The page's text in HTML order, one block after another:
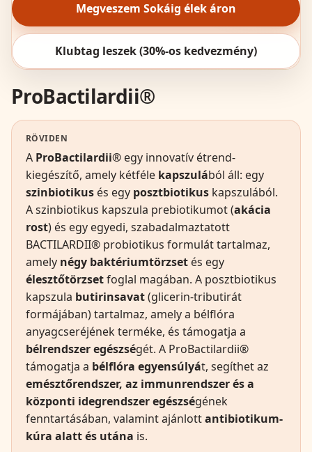
Megveszem Sokáig élek áron
Klubtag leszek (30%-os kedvezmény)
ProBactilardii®
RÖVIDEN
A ProBactilardii® egy innovatív étrend-
kiegészítő, amely kétféle kapszulából áll: egy
szinbiotikus és egy posztbiotikus kapszulából.
A szinbiotikus kapszula prebiotikumot (akácia
rost) és egy egyedi, szabadalmaztatott
BACTILARDII® probiotikus formulát tartalmaz,
amely négy baktériumtörzset és egy
élesztőtörzsetfoglal magában. A posztbiotikus
kapszula butirinsavat(glicerin-tributirát
formájában) tartalmaz, amely a bélflóra
anyagcseréjének terméke, és támogatja a
bélrendszer egészségét. A ProBactilardii®
támogatja a bélflóra egyensúlyát, segíthet az
emésztőrendszer, az immunrendszer és a
központi idegrendszer egészségének
fenntartásában, valamint ajánlottantibiotikum-
kúra alatt és utána is.